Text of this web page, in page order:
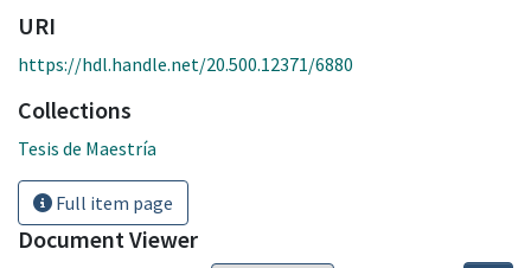
URI
https://hdl.handle.net/20.500.12371/6880
Collections
Tesis de Maestría
Full item page
Document Viewer